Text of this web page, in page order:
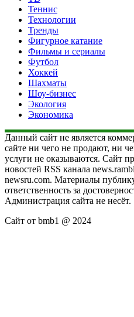
Теннис
Технологии
Тренды
Фигурное катание
Фильмы и сериалы
Футбол
Хоккей
Шахматы
Шоу-бизнес
Экология
Экономика
Данный сайт не является
сайте ни чего не продают, ни
услуги не оказываются. Сайт
новостей RSS канала
newsru.com. Материалы
ответственность за
Администрация сайта не несёт.
Сайт от bmb1 @ 2024